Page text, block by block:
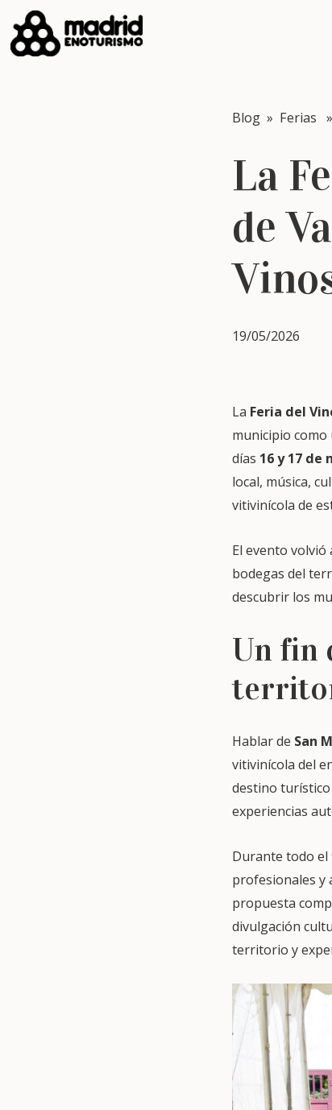
Blog » Ferias
La
de
19/05/2026
La Feria del
municipio
días 16 y 17 de
local, música,
vitivinícola de
El evento volvió
bodegas del
descubrir los
Un fin
Hablar de San
vitivinícola del
destino
experiencias
Durante todo el
profesionales y
propuesta
divulgación
territorio y